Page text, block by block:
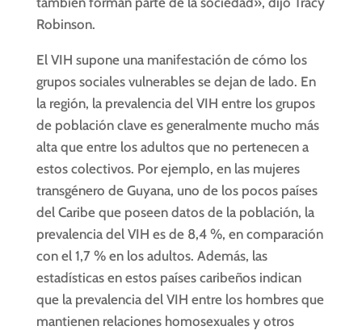
Robinson.
El VIH supone una manifestación de cómo los
grupos sociales vulnerables se dejan de lado. En
la región, la prevalencia del VIH entre los grupos
de población clave es generalmente mucho más
alta que entre los adultos que no pertenecen a
estos colectivos. Por ejemplo, en las mujeres
transgénero de Guyana, uno de los pocos países
del Caribe que poseen datos de la población, la
prevalencia del VIH es de 8,4 %, en comparación
con el 1,7 % en los adultos. Además, las
estadísticas en estos países caribeños indican
que la prevalencia del VIH entre los hombres que
mantienen relaciones homosexuales y otros